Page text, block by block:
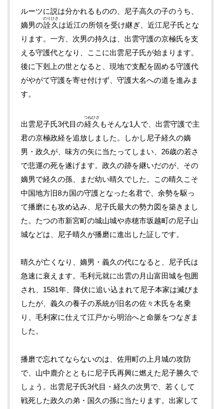
ルーツに説は分かれるものの、尼子高久の子のうち、
嫡男の詮久
のりひさ
は近江の所領を受け継ぎ、近江尼子氏とな
ります。一方、次男の持久は、出雲守護の京極氏を支
える守護代となり、ここに出雲尼子氏が始まります。
後に下剋上の世となると、現地で支配を固める守護代
がやがて守護を寄せ付けず、守護大名への道を進みま
す。
出雲尼子氏3代目の経久
つねひさ
もそんな1人で、出雲守護で主
君の京極政経を追放しました。しかし尼子経久の嫡
男・政久が、味方の矢に当たってしまい、26歳の若さ
で悲運の死を遂げます。政久の跡を継いだのが、その
嫡男で経久の孫、まだ幼い晴久でした。この晴久こそ
中国地方旧8カ国の守護となった名君で、余勢を駆っ
て播磨にも攻め込み、尼子氏最大の勢力図を築きまし
た。たつの市新宮町の城山城や赤穂市坂越町の尼子山
城などは、尼子晴久が播磨に進出した証しです。
晴久が亡くなり、嫡男・義久の代になると、尼子氏は
急速に衰えます。毛利元就に出雲の月山富田城を包囲
され、1581年、降伏に追い込まれて尼子本家は滅びま
したが、義久の養子の系統が旧名の佐々木氏を名乗
り、毛利家に仕えて江戸から明治へと命脈をつなぎま
した。
播磨で忘れてならないのは、佐用町の上月城の攻防
で、山中鹿介とともに尼子氏再興に燃えた尼子勝久で
しょう。出雲尼子氏3代目・経久の次男で、若くして
戦死した政久の弟・国久の孫に当たります。出家して